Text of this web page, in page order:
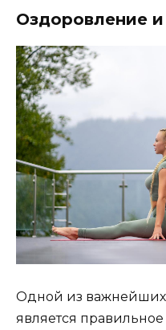
Оздоровление
Одной из важнейших
является